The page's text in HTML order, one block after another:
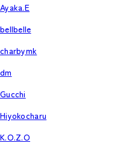
Ayaka.E
bellbelle
charbymk
dm
Gucchi
Hiyokocharu
K.O.Z.O